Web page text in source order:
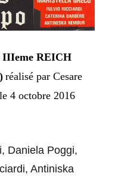
REICH
) réalisé par Cesare
le 4 octobre 2016
Daniela Poggi,
Antiniska